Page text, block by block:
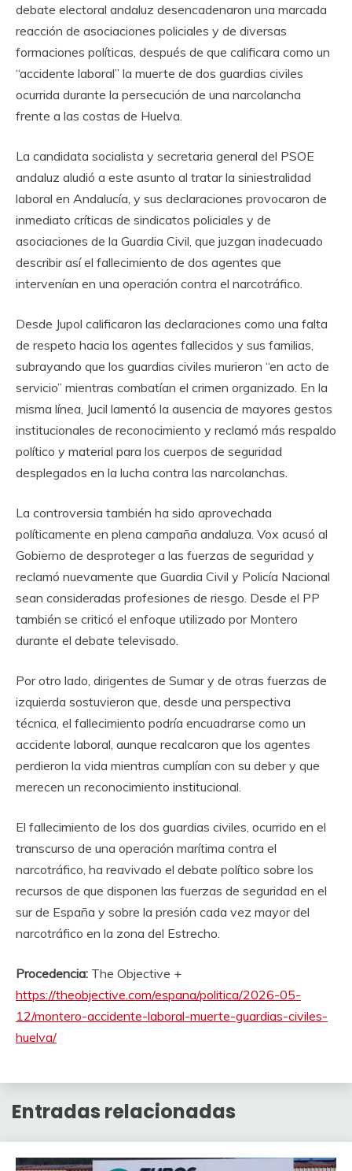
debate electoral andaluz desencadenaron una marcada
reacción de asociaciones policiales y de diversas
formaciones políticas, después de que calificara como un
“accidente laboral” la muerte de dos guardias civiles
ocurrida durante la persecución de una narcolancha
frente a las costas de Huelva.
La candidata socialista y secretaria general del PSOE
andaluz aludió a este asunto al tratar la siniestralidad
laboral en Andalucía, y sus declaraciones provocaron de
inmediato críticas de sindicatos policiales y de
asociaciones de la Guardia Civil, que juzgan inadecuado
describir así el fallecimiento de dos agentes que
intervenían en una operación contra el narcotráfico.
Desde Jupol calificaron las declaraciones como una falta
de respeto hacia los agentes fallecidos y sus familias,
subrayando que los guardias civiles murieron “en acto de
servicio” mientras combatían el crimen organizado. En la
misma línea, Jucil lamentó la ausencia de mayores gestos
institucionales de reconocimiento y reclamó más respaldo
político y material para los cuerpos de seguridad
desplegados en la lucha contra las narcolanchas.
La controversia también ha sido aprovechada
políticamente en plena campaña andaluza. Vox acusó al
Gobierno de desproteger a las fuerzas de seguridad y
reclamó nuevamente que Guardia Civil y Policía Nacional
sean consideradas profesiones de riesgo. Desde el PP
también se criticó el enfoque utilizado por Montero
durante el debate televisado.
Por otro lado, dirigentes de Sumar y de otras fuerzas de
izquierda sostuvieron que, desde una perspectiva
técnica, el fallecimiento podría encuadrarse como un
accidente laboral, aunque recalcaron que los agentes
perdieron la vida mientras cumplían con su deber y que
merecen un reconocimiento institucional.
El fallecimiento de los dos guardias civiles, ocurrido en el
transcurso de una operación marítima contra el
narcotráfico, ha reavivado el debate político sobre los
recursos de que disponen las fuerzas de seguridad en el
sur de España y sobre la presión cada vez mayor del
narcotráfico en la zona del Estrecho.
Procedencia: The Objective +
https://theobjective.com/espana/politica/2026-05-
12/montero-accidente-laboral-muerte-guardias-civiles-
huelva/
Entradas relacionadas